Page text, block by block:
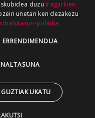
duzu Iragarkien
unetan ken dezakezu
politika
ERRENDIMENDUA
GUZTIAK UKATU